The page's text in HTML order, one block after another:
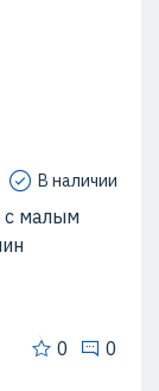
В наличии
малым
0 0